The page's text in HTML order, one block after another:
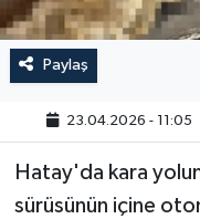
Paylaş
23.04.2026 - 11:05
Hatay'da kara
sürüsünün içine